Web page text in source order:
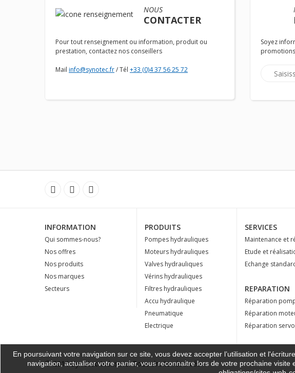
NOUS
CONTACTER
Pour tout renseignement ou information, produit ou
prestation, contactez nos conseillers
Mail info@synotec.fr/ Tél +33 (0)4 37 56 25 72
Soyez
promotions
INFORMATION
Qui sommes-nous?
Nos offres
Nos produits
Nos marques
Secteurs
PRODUITS
Pompes hydrauliques
Moteurs hydrauliques
Valves hydrauliques
Vérins hydrauliques
Filtres hydrauliques
Accu hydraulique
Pneumatique
Electrique
SERVICES
Maintenance et
Etude et
Echange
REPARATION
Réparation
Réparation
Réparation
© 2016 Synotec Industrie. Tous droits réservés -
En poursuivant votre navigation sur ce site, vous devez accepter l’utilisation et
navigation, actualiser votre panier, vous reconnaitre lors de votre prochaine